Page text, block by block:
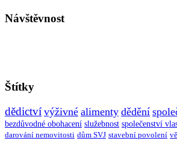
Návštěvnost
Štítky
dědictví výživné alimenty dědění
bezdůvodné obohacení služebnost společenství
darování nemovitosti dům SVJ stavební povolení